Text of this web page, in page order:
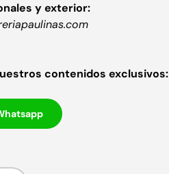
y exterior:
contenidos exclusivos: